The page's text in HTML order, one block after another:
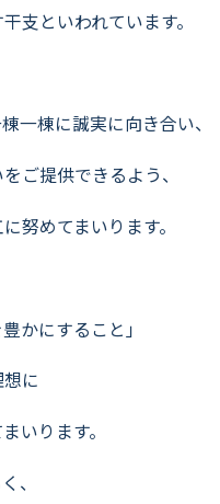
支といわれています。
一棟に誠実に向き合い、
ご提供できるよう、
努めてまいります。
かにすること」
に
いります。
、